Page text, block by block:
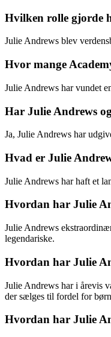
Hvilken rolle gjorde
Julie Andrews blev
Hvor mange
Julie Andrews har vundet
Har Julie Andrews
Ja, Julie Andrews har
Hvad er Julie
Julie Andrews har haft et
Hvordan har Julie
Julie Andrews
legendariske.
Hvordan har Julie
Julie Andrews har i årevis
der sælges til fordel for
Hvordan har Julie